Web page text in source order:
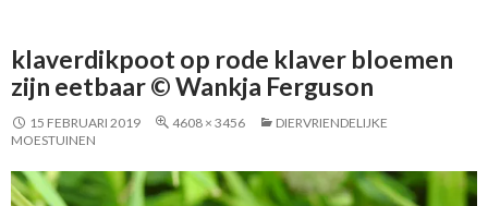
klaverdikpoot op rode klaver bloemen
zijn eetbaar © Wankja Ferguson
15 FEBRUARI 2019 4608 × 3456
DIERVRIENDELIJKE
MOESTUINEN